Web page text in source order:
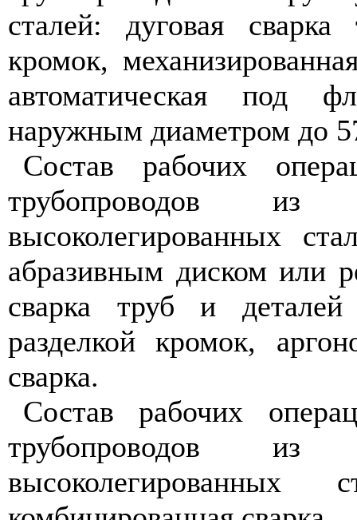
сталей: дуговая
кромок,
автоматическая под
наружным диаметром до
Состав рабочих
трубопроводов
высоколегированных
абразивным диском или
сварка труб и
разделкой кромок,
сварка.
Состав рабочих
трубопроводов
высоколегированных